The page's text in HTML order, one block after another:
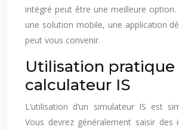
intégré peut être une meilleure option.
une solution mobile, une application
peut vous convenir.
Utilisation pratique
calculateur IS
L’utilisation d’un simulateur IS est
Vous devrez généralement saisir des